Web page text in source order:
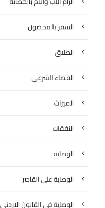
السفر بالمحضون
الطلاق
القضاء الشرعي
الميراث
النفقات
الوصاية
الوصاية على القاصر
الوصاية في القانون الاردني